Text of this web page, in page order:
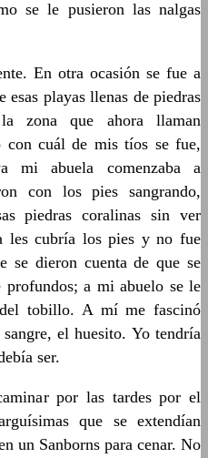
se le pusieron las nalgas
En otra ocasión se fue a
esas playas llenas de piedras
zona que ahora llaman
con cuál de mis tíos se fue,
mi abuela comenzaba a
con los pies sangrando,
piedras coralinas sin ver
les cubría los pies y no fue
se dieron cuenta de que se
profundos; a mi abuelo se le
tobillo. A mí me fascinó
el huesito. Yo tendría
ser.
por las tardes por el
que se extendían
un Sanborns para cenar. No